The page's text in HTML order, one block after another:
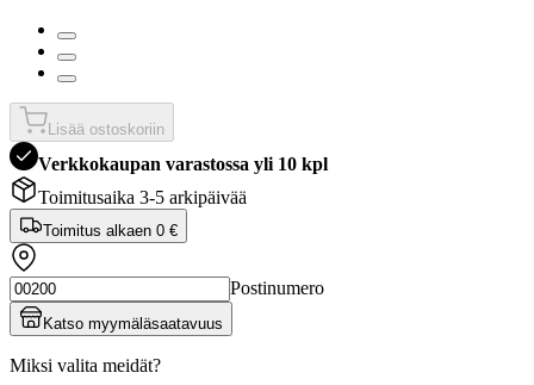
Lisää ostoskoriin
Verkkokaupan varastossa yli 10 kpl
Toimitusaika 3-5 arkipäivää
Toimitus alkaen 0 €
Postinumero
Katso myymäläsaatavuus
Miksi valita meidät?